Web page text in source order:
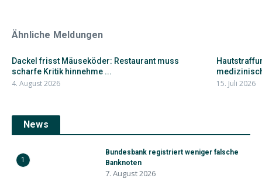
Ähnliche Meldungen
Dackel frisst Mäuseköder: Restaurant muss
scharfe Kritik hinnehme ...
4. August 2026 15. Juli 2026
News
1
Bundesbank registriert weniger falsche
Banknoten
7. August 2026